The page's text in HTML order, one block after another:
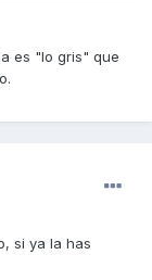
es "lo gris" que
si ya la has